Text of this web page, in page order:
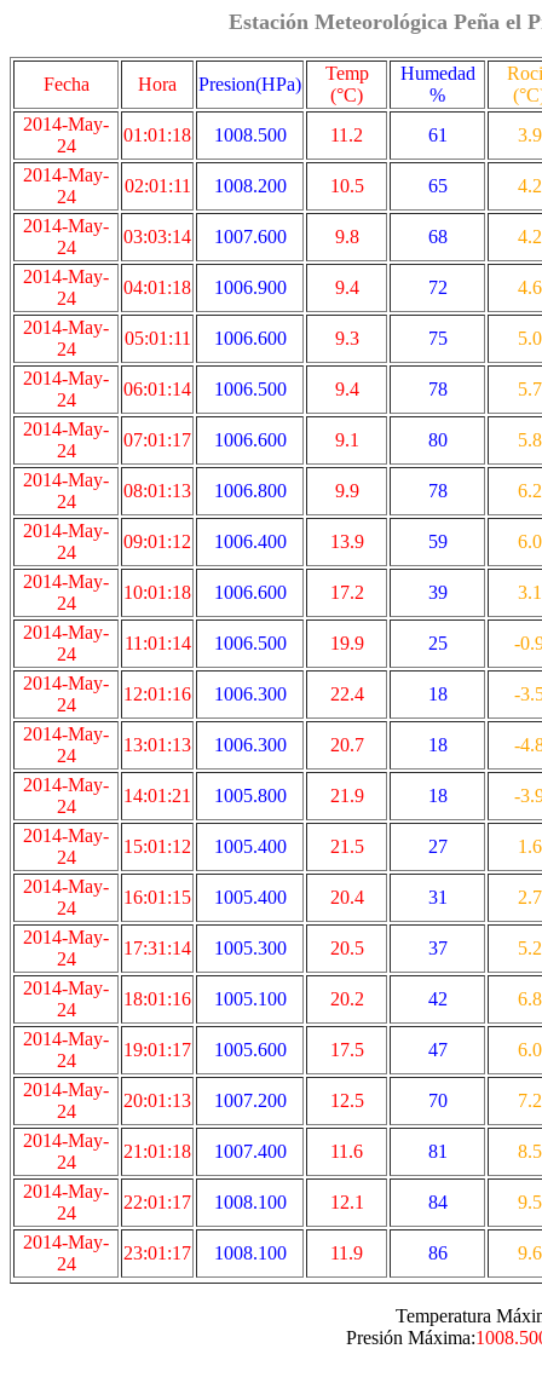
Estación Meteorológica Peña el
Fecha Hora Presion(HPa)
Temp
(°C)
Humedad
%
2014-May-
24
01:01:18 1008.500 11.2 61
3.9
2014-May-
24
02:01:11 1008.200 10.5 65
4.2
2014-May-
24
03:03:14 1007.600 9.8 68
4.2
2014-May-
24
04:01:18 1006.900 9.4 72
4.6
2014-May-
24
05:01:11 1006.600 9.3 75
5.0
2014-May-
24
06:01:14 1006.500 9.4 78
5.7
2014-May-
24
07:01:17 1006.600 9.1 80
5.8
2014-May-
24
08:01:13 1006.800 9.9 78
6.2
2014-May-
24
09:01:12 1006.400 13.9 59
6.0
2014-May-
24
10:01:18 1006.600 17.2 39
3.1
2014-May-
24
11:01:14 1006.500 19.9 25
-
2014-May-
24
12:01:16 1006.300 22.4 18
-
2014-May-
24
13:01:13 1006.300 20.7 18
-
2014-May-
24
14:01:21 1005.800 21.9 18
-
2014-May-
24
15:01:12 1005.400 21.5 27
1.6
2014-May-
24
16:01:15 1005.400 20.4 31
2.7
2014-May-
24
17:31:14 1005.300 20.5 37
5.2
2014-May-
24
18:01:16 1005.100 20.2 42
6.8
2014-May-
24
19:01:17 1005.600 17.5 47
6.0
2014-May-
24
20:01:13 1007.200 12.5 70
7.2
2014-May-
24
21:01:18 1007.400 11.6 81
8.5
2014-May-
24
22:01:17 1008.100 12.1 84
9.5
2014-May-
24
23:01:17 1008.100 11.9 86 9.6
Temperatura
Presión Máxima: